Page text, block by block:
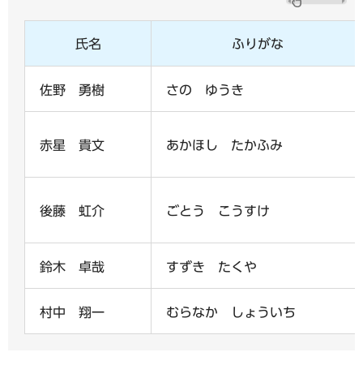
氏名 ふりがな
佐野 勇樹 さの ゆうき
赤星 貴文 あかほし たかふみ
後藤 虹介 ごとう こうすけ
鈴木 卓哉 すずき たくや
村中 翔一 むらなか しょういち